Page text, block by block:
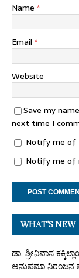
Name *
Email *
Website
Save my
next time I
Notify me of
Notify me of
WHAT’S NEW
ಡಾ. ಶ್ರೀನಿವಾಸ
ಅನುಪಮಾ ನಿರಂಜನ